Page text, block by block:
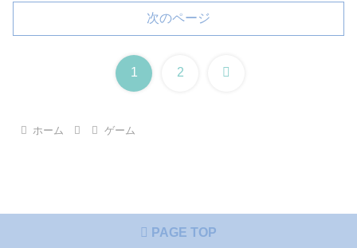
次のページ
1 2 次
ホーム ゲーム
PAGE TOP